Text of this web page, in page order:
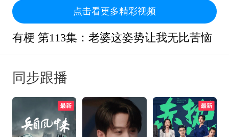
点击看更多精彩视频
有梗 第113集：老婆这姿势让我无比苦恼
同步跟播